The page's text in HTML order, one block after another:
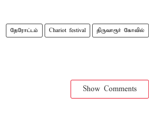
தேரோட்டம் Chariot festival திருவாரூர் கோவில்
Show Comments